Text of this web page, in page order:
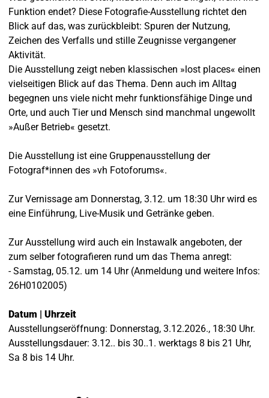
Funktion endet? Diese Fotografie-Ausstellung richtet den
Blick auf das, was zurückbleibt: Spuren der Nutzung,
Zeichen des Verfalls und stille Zeugnisse vergangener
Aktivität.
Die Ausstellung zeigt neben klassischen »lost places« einen
vielseitigen Blick auf das Thema. Denn auch im Alltag
begegnen uns viele nicht mehr funktionsfähige Dinge und
Orte, und auch Tier und Mensch sind manchmal ungewollt
»Außer Betrieb« gesetzt.
Die Ausstellung ist eine Gruppenausstellung der
Fotograf*innen des »vh Fotoforums«.
Zur Vernissage am Donnerstag, 3.12. um 18:30 Uhr wird es
eine Einführung, Live-Musik und Getränke geben.
Zur Ausstellung wird auch ein Instawalk angeboten, der
zum selber fotografieren rund um das Thema anregt:
- Samstag, 05.12. um 14 Uhr (Anmeldung und weitere Infos:
26H0102005)
Datum | Uhrzeit
Ausstellungseröffnung: Donnerstag, 3.12.2026., 18:30 Uhr.
Ausstellungsdauer: 3.12.. bis 30..1. werktags 8 bis 21 Uhr,
Sa 8 bis 14 Uhr.